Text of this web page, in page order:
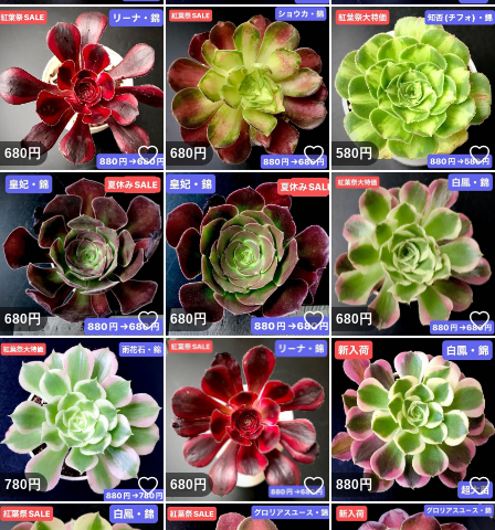
680円 いいね！
680円 いいね！
580円
680円 いいね！
680円 いいね！
680円
780円 いいね！
680円 いいね！
880円